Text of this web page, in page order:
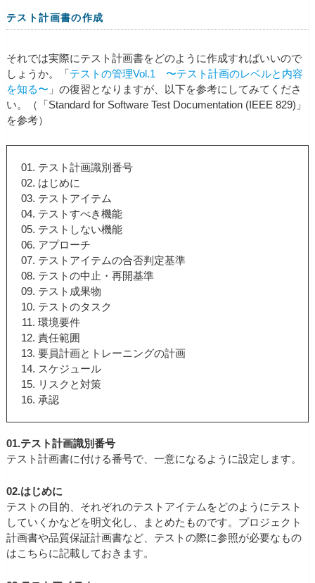
テスト計画書の作成
それでは実際にテスト計画書をどのように作成すればいいので
しょうか。「テストの管理Vol.1 〜テスト計画のレベルと内容
を知る〜 」の復習となりますが、以下を参考にしてみてくださ
い。（「Standard for Software Test Documentation (IEEE 829)」
を参考）
テスト計画識別番号
はじめに
テストアイテム
テストすべき機能
テストしない機能
アプローチ
テストアイテムの合否判定基準
テストの中止・再開基準
テスト成果物
テストのタスク
環境要件
責任範囲
要員計画とトレーニングの計画
スケジュール
リスクと対策
承認
01.テスト計画識別番号
テスト計画書に付ける番号で、一意になるように設定します。
02.はじめに
テストの目的、それぞれのテストアイテムをどのようにテスト
していくかなどを明文化し、まとめたものです。プロジェクト
計画書や品質保証計画書など、テストの際に参照が必要なもの
はこちらに記載しておきます。